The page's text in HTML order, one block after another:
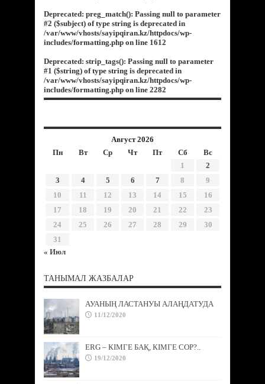
Deprecated: preg_match(): Passing null to parameter
#2 ($subject) of type string is deprecated in
/var/www/vhosts/sayipqiran.kz/httpdocs/wp-
includes/formatting.php on line 1612
Deprecated: strip_tags(): Passing null to parameter
#1 ($string) of type string is deprecated in
/var/www/vhosts/sayipqiran.kz/httpdocs/wp-
includes/formatting.php on line 2282
Август 2026
Пн
Вт Ср Чт Пт Сб
Вс
1
2
3
4 5 6 7 8
9
10
11 12 13 14 15
16
17
18 19 20 21 22
23
24
25 26 27 28 29
30
31
« Июл
ТАНЫМАЛ ЖАЗБАЛАР
АУАНЫҢ ЛАСТАНУЫ АЛАҢДАТУДА
11/12/2020
ERG – КІМГЕ БАҚ, КІМГЕ СОР?..
19/12/2020